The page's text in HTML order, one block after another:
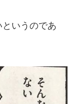
いうのであ